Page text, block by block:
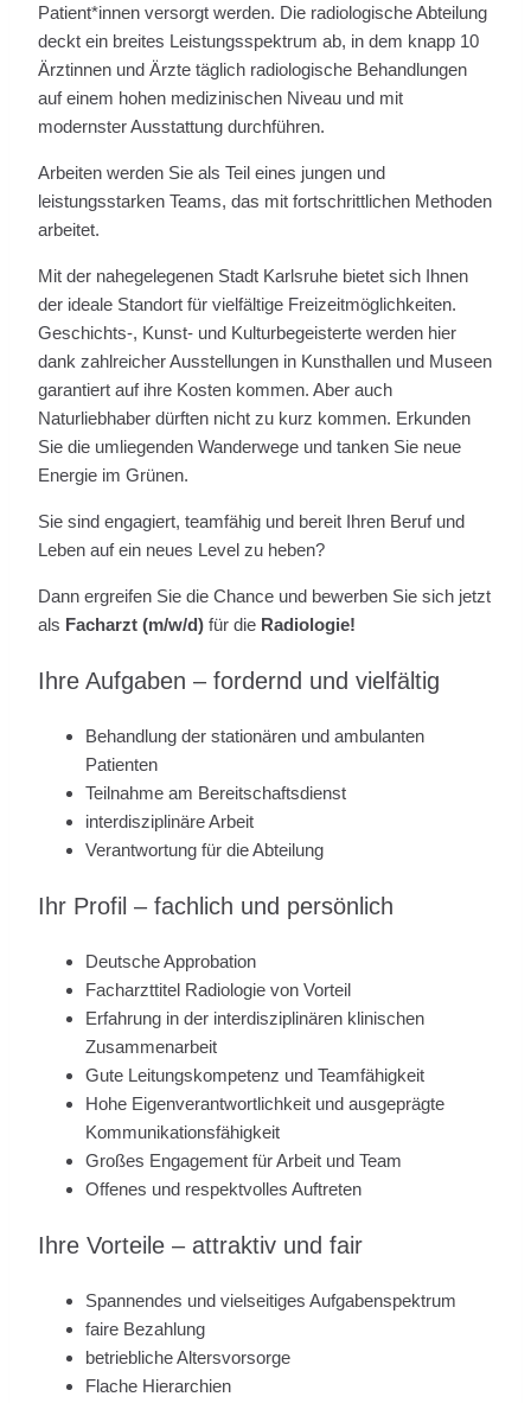
Patient*innen versorgt werden. Die radiologische Abteilung
deckt ein breites Leistungsspektrum ab, in dem knapp 10
Ärztinnen und Ärzte täglich radiologische Behandlungen
auf einem hohen medizinischen Niveau und mit
modernster Ausstattung durchführen.
Arbeiten werden Sie als Teil eines jungen und
leistungsstarken Teams, das mit fortschrittlichen Methoden
arbeitet.
Mit der nahegelegenen Stadt Karlsruhe bietet sich Ihnen
der ideale Standort für vielfältige Freizeitmöglichkeiten.
Geschichts-, Kunst- und Kulturbegeisterte werden hier
dank zahlreicher Ausstellungen in Kunsthallen und Museen
garantiert auf ihre Kosten kommen. Aber auch
Naturliebhaber dürften nicht zu kurz kommen. Erkunden
Sie die umliegenden Wanderwege und tanken Sie neue
Energie im Grünen.
Sie sind engagiert, teamfähig und bereit Ihren Beruf und
Leben auf ein neues Level zu heben?
Dann ergreifen Sie die Chance und bewerben Sie sich jetzt
als Facharzt (m/w/d) für die Radiologie!
Ihre Aufgaben – fordernd und vielfältig
Behandlung der stationären und ambulanten
Patienten
Teilnahme am Bereitschaftsdienst
interdisziplinäre Arbeit
Verantwortung für die Abteilung
Ihr Profil – fachlich und persönlich
Deutsche Approbation
Facharzttitel Radiologie von Vorteil
Erfahrung in der interdisziplinären klinischen
Zusammenarbeit
Gute Leitungskompetenz und Teamfähigkeit
Hohe Eigenverantwortlichkeit und ausgeprägte
Kommunikationsfähigkeit
Großes Engagement für Arbeit und Team
Offenes und respektvolles Auftreten
Ihre Vorteile – attraktiv und fair
Spannendes und vielseitiges Aufgabenspektrum
faire Bezahlung
betriebliche Altersvorsorge
Flache Hierarchien